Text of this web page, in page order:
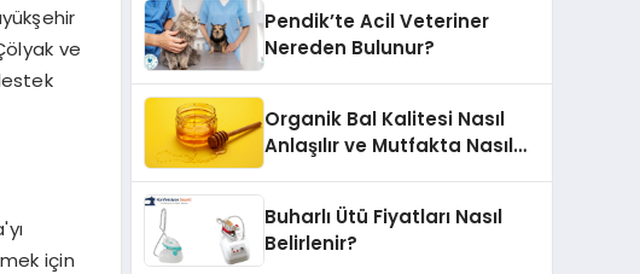
ve
için
Pendik’te Acil Veteriner
Nereden Bulunur?
Organik Bal Kalitesi Nasıl
Anlaşılır ve Mutfakta Nasıl
Buharlı Ütü Fiyatları Nasıl
Belirlenir?